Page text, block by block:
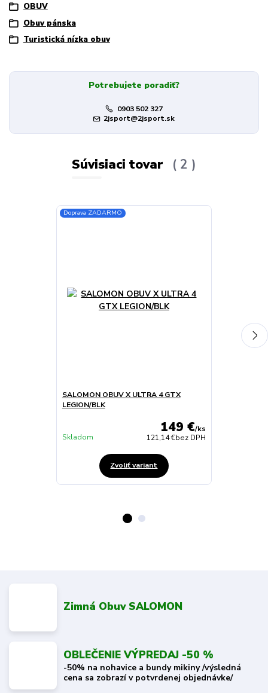
OBUV
Obuv pánska
Turistická nízka obuv
Potrebujete poradiť?
0903 502 327
2jsport@2jsport.sk
Súvisiaci tovar 2
Doprava ZADARMO
SALOMON OBUV X ULTRA 4 GTX
LEGION/BLK
149 €/ks
121,14 €bez DPH
Skladom
Zvoliť variant
Zimná Obuv SALOMON
OBLEČENIE VÝPREDAJ -50 %
-50% na nohavice a bundy mikiny /výsledná
cena sa zobrazí v potvrdenej objednávke/